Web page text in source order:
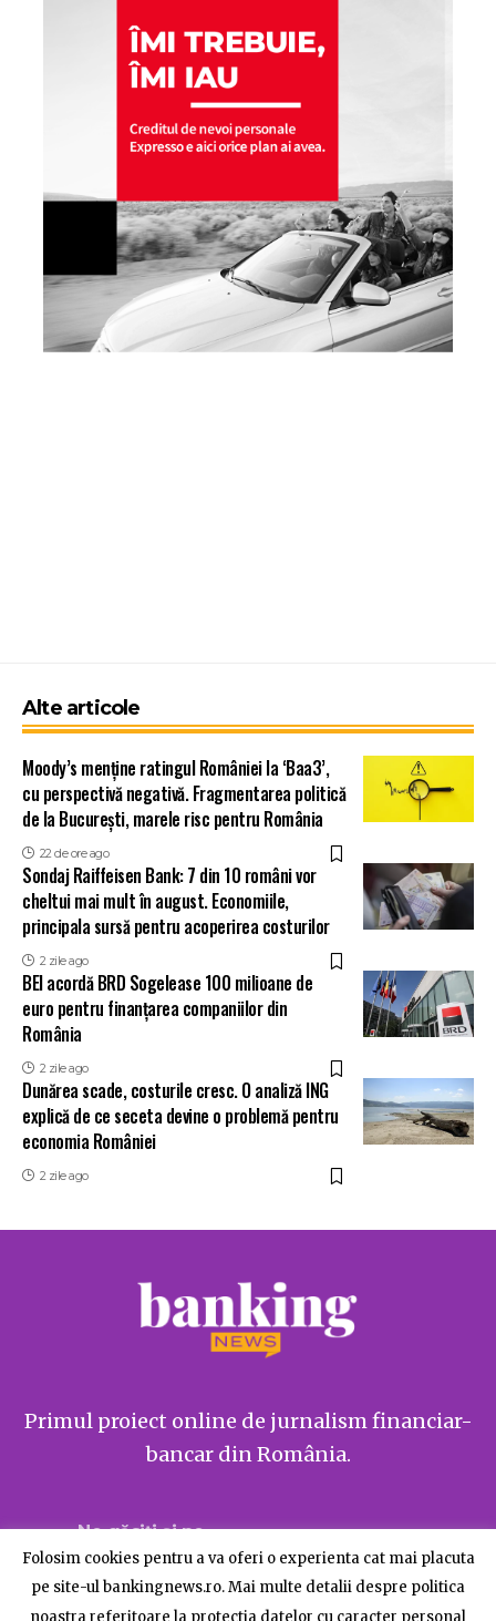
Alte articole
Moody’s menține ratingul României la ‘Baa3’,
cu perspectivă negativă. Fragmentarea politică
de la București, marele risc pentru România
22 de ore ago
Sondaj Raiffeisen Bank: 7 din 10 români vor
cheltui mai mult în august. Economiile,
principala sursă pentru acoperirea costurilor
2 zile ago
BEI acordă BRD Sogelease 100 milioane de
euro pentru finanțarea companiilor din
România
2 zile ago
Dunărea scade, costurile cresc. O analiză ING
explică de ce seceta devine o problemă pentru
economia României
2 zile ago
Primul proiect online de jurnalism financiar-
bancar din România.
Ne găsiți și pe
Folosim cookies pentru a va oferi o experienta cat mai placuta
pe site-ul bankingnews.ro. Mai multe detalii despre politica
noastra referitoare la protectia datelor cu caracter personal